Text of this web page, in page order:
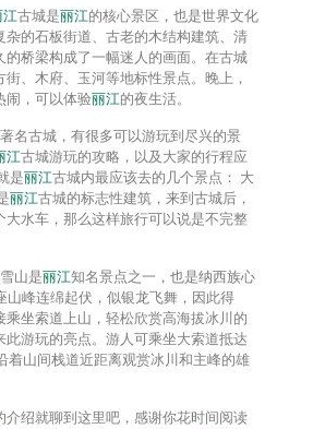
江古城是丽江的核心景区，也是世界文化
杂的石板街道、古老的木结构建筑、清
的桥梁构成了一幅迷人的画面。在古城
、木府、玉河等地标性景点。晚上，
闹，可以体验丽江的夜生活。
名古城，有很多可以游玩到尽兴的景
江古城游玩的攻略，以及大家的行程应
是丽江古城内最应该去的几个景点： 大
丽江古城的标志性建筑，来到古城后，
大水车，那么这样旅行可以说是不完整
山是丽江知名景点之一，也是纳西族心
山峰连绵起伏，似银龙飞舞，因此得
乘坐索道上山，轻松欣赏高海拔冰川的
此游玩的亮点。游人可乘坐大索道抵达
着山间栈道近距离观赏冰川和主峰的雄
介绍就聊到这里吧，感谢你花时间阅读